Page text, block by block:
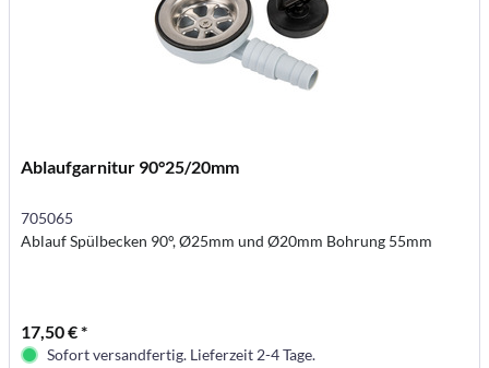
Ablaufgarnitur 90°25/20mm
705065
Ablauf Spülbecken 90°, Ø25mm und Ø20mm Bohrung 55mm
17,50 € *
Sofort versandfertig. Lieferzeit 2-4 Tage.